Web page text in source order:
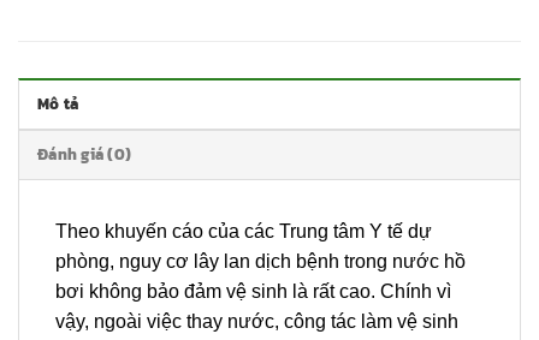
Mô tả
Đánh giá (0)
Theo khuyến cáo của các Trung tâm Y tế dự
phòng, nguy cơ lây lan dịch bệnh trong nước hồ
bơi không bảo đảm vệ sinh là rất cao. Chính vì
vậy, ngoài việc thay nước, công tác làm vệ sinh